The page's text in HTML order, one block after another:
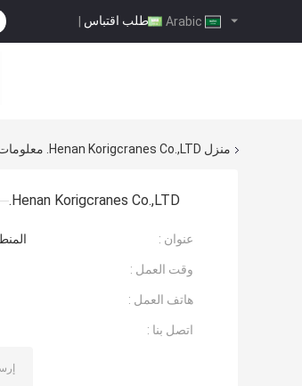
طلب اقتباس |
منزل Henan Korigcranes Co.,LTD. معلومات الاتصال
Henan Korigcranes Co.,LTD.
عنوان :
وقت العمل :
هاتف العمل :
اتصل بنا :